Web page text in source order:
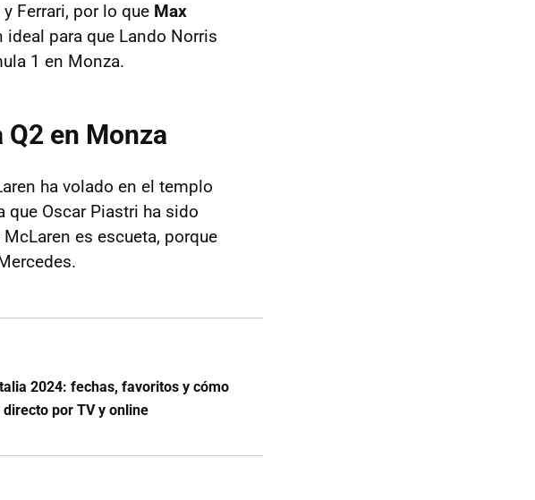
Ferrari, por lo que Max
ideal para que Lando Norris
1 en Monza.
en Monza
ha volado en el templo
que Oscar Piastri ha sido
es escueta, porque
2024: fechas, favoritos y cómo
por TV y online